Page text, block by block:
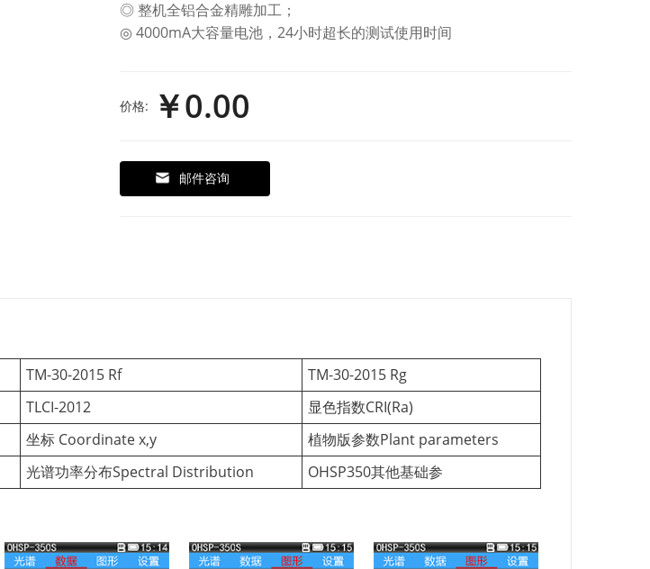
◎ 整机全铝合金精雕加工；
◎ 4000mA大容量电池，24小时超长的测试使用时间
价格: ￥0.00
邮件咨询
TM-30-2015 Rf
TM-30-2015 Rg
TLCI-2012
显色指数CRI(Ra)
坐标 Coordinate x,y
植物版参数Plant parameters
光谱功率分布Spectral Distribution OHSP350其他基础参